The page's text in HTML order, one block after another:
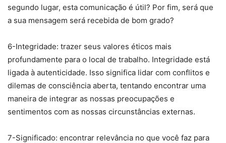
segundo lugar, esta comunicação é útil? Por fim, será que
a sua mensagem será recebida de bom grado?
6-Integridade: trazer seus valores éticos mais
profundamente para o local de trabalho. Integridade está
ligada à autenticidade. Isso significa lidar com conflitos e
dilemas de consciência aberta, tentando encontrar uma
maneira de integrar as nossas preocupações e
sentimentos com as nossas circunstâncias externas.
7-Significado: encontrar relevância no que você faz para